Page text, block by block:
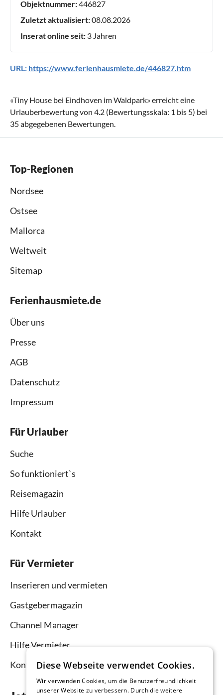
Objektnummer:446827
Zuletzt aktualisiert:08.08.2026
Inserat online seit: 3 Jahren
URL: https://www.ferienhausmiete.de/446827.htm
«Tiny House bei Eindhoven im Waldpark» erreicht eine
Urlauberbewertung von 4.2 (Bewertungsskala: 1 bis 5) bei
35abgegebenen Bewertungen.
Top-Regionen
Nordsee
Ostsee
Mallorca
Weltweit
Sitemap
Ferienhausmiete.de
Über uns
Presse
AGB
Datenschutz
Impressum
Für Urlauber
Suche
So funktioniert`s
Reisemagazin
Hilfe Urlauber
Kontakt
Für Vermieter
Inserieren und vermieten
Gastgebermagazin
Channel Manager
Hilfe Vermieter
KontaktDiese Webseite verwendet Cookies.
Wir verwenden Cookies, um die Benutzerfreundlichkeit
unserer Website zu verbessern. Durch die weitere